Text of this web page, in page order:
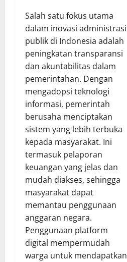
Salah satu fokus utama
dalam inovasi administrasi
publik di Indonesia adalah
peningkatan transparansi
dan akuntabilitas dalam
pemerintahan. Dengan
mengadopsi teknologi
informasi, pemerintah
berusaha menciptakan
sistem yang lebih terbuka
kepada masyarakat. Ini
termasuk pelaporan
keuangan yang jelas dan
mudah diakses, sehingga
masyarakat dapat
memantau penggunaan
anggaran negara.
Penggunaan platform
digital mempermudah
warga untuk mendapatkan